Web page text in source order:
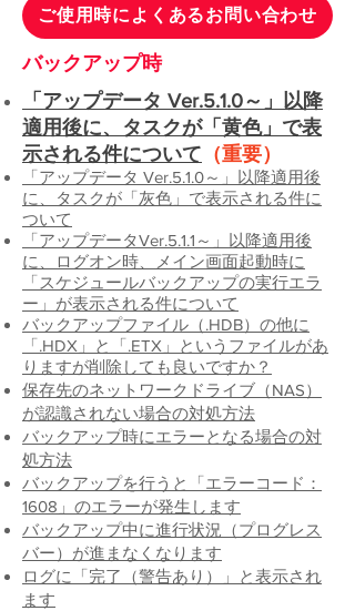
ご使用時によくあるお問い合わせ
​バックアップ時
「アップデータ Ver.5.1.0～」以降
適用後に、タスクが「黄色」で表
示される件について （重要）
「アップデータ Ver.5.1.0～」以降適用後
に、タスクが「灰色」で表示される件に
ついて
「アップデータVer.5.1.1～」以降適用後
に、ログオン時、メイン画面起動時に
「スケジュールバックアップの実行エラ
ー」が表示される件について
バックアップファイル（.HDB） の他に
「.HDX」と「.ETX」というファイルがあ
りますが削除しても良いですか？
保存先のネット ワークドライブ（NAS）
が認識さ れない場合の対処方法
​バックアップ時にエラーとなる場合の対
処方法​​
バックアップを行うと「エラーコード：
1608」のエラーが発生します
バックアップ中に進行状況（プログレス
バー）が進まなくなります
​ログに「完了（警告あり）」と表示され
ます